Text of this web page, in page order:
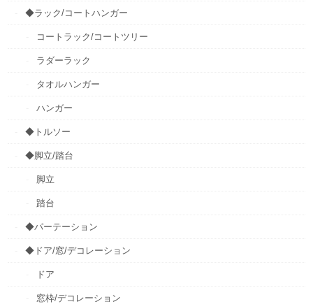
◆ラック/コートハンガー
コートラック/コートツリー
ラダーラック
タオルハンガー
ハンガー
◆トルソー
◆脚立/踏台
脚立
踏台
◆パーテーション
◆ドア/窓/デコレーション
ドア
窓枠/デコレーション